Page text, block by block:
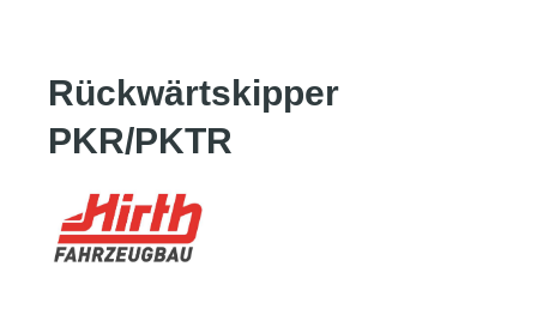
Rückwärtskipper
PKR/PKTR